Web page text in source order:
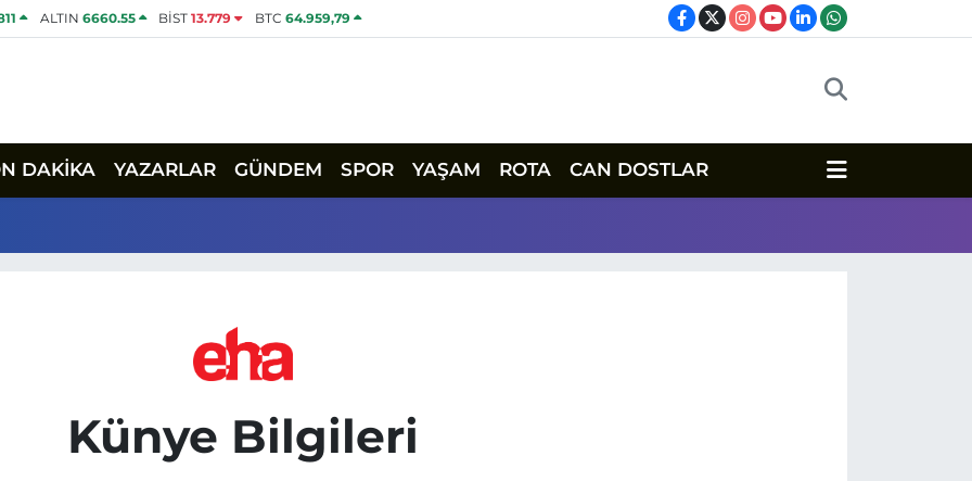
ALTIN 6660.55 BİST13.779 BTC 64.959,79
DAKİKA YAZARLAR GÜNDEM SPOR YAŞAM ROTA CAN DOSTLAR
Künye Bilgileri